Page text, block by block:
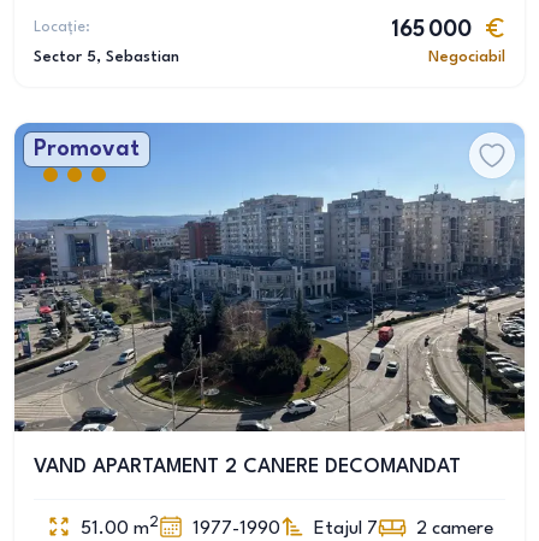
Locație:
Sector 5, Sebastian
165 000
Negociabil
Promovat
VAND APARTAMENT 2 CANERE DECOMANDAT
51.00 m2 1977-1990 Etajul 7 2 camere